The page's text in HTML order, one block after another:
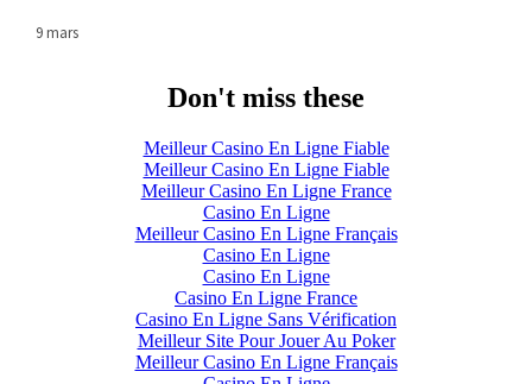
9 mars
Don't miss these
Meilleur Casino En Ligne Fiable
Meilleur Casino En Ligne Fiable
Meilleur Casino En Ligne France
Casino En Ligne
Meilleur Casino En Ligne Français
Casino En Ligne
Casino En Ligne
Casino En Ligne France
Casino En Ligne Sans Vérification
Meilleur Site Pour Jouer Au Poker
Meilleur Casino En Ligne Français